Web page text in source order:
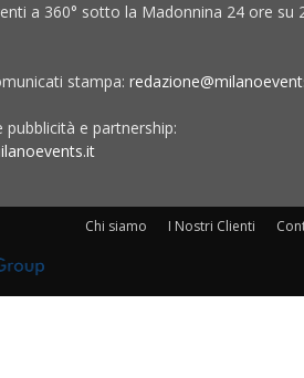
a 360° sotto la Madonnina 24 ore su
stampa:
pubblicità e partnership:
Chi siamo I Nostri Clienti